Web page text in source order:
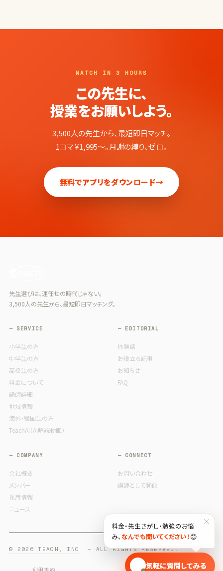
MATCH IN 3 HOURS
この先生に、
授業をお願いしよう。
3,500人の先生から、最短即日マッチ。
1コマ ¥1,995〜。月謝の縛り、ゼロ。
無料でアプリをダウンロード→
先生選びは、運任せの時代じゃない。
3,500人の先生から、最短即日マッチング。
— SERVICE
小学生の方
中学生の方
高校生の方
料金について
講師詳細
地域情報
海外・帰国生の方
TeachAI（AI解説動画）
— EDITORIAL
体験談
お役立ち記事
お知らせ
FAQ
— COMPANY
会社概要
メンバー
採用情報
ニュース
— CONNECT
お問い合わせ
講師として登録
© 2026 TEACH, INC. — ALL RIGHTS RESERVED.
×
料金・先生さがし・勉強のお悩
み、 なんでも聞いてください！ 😊
🎓 気軽に質問してみる